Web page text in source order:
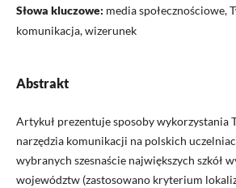
Słowa kluczowe: media społecznościowe,
komunikacja, wizerunek
Abstrakt
Artykuł prezentuje sposoby wykorzystania
narzędzia komunikacji na polskich
wybranych szesnaście największych szkół
województw (zastosowano kryterium